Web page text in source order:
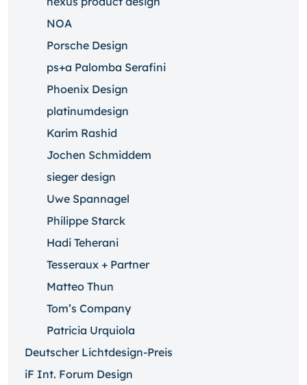
NOA
Porsche Design
ps+a Palomba Serafini
Phoenix Design
platinumdesign
Karim Rashid
Jochen Schmiddem
sieger design
Uwe Spannagel
Philippe Starck
Hadi Teherani
Tesseraux + Partner
Matteo Thun
Tom’s Company
Patricia Urquiola
Deutscher Lichtdesign-Preis
iF Int. Forum Design